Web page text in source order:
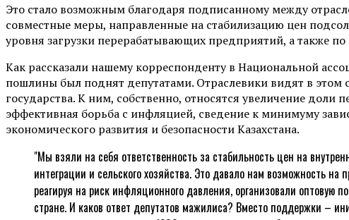
Это стало возможным благодаря подписанному между
совместные меры, направленные на стабилизацию цен
уровня загрузки перерабатывающих предприятий, а также
Как рассказали нашему корреспонденту в Национальной
пошлины был поднят депутатами. Отраслевики видят в этом
государства. К ним, собственно, относятся увеличение
эффективная борьба с инфляцией, сведение к минимуму
экономического развития и безопасности Казахстана.
"Мы взяли на себя ответственность за стабильность цен на
интеграции и сельского хозяйства. Это давало нам возможность на
реагируя на риск инфляционного давления, организовали оптовую
стране. И каков ответ депутатов мажилиса? Вместо поддержки –